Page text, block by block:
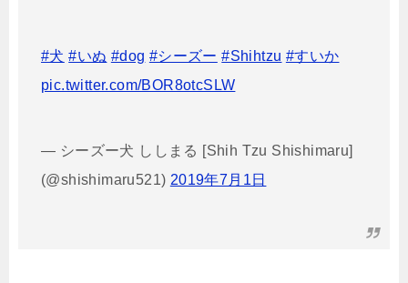
#犬 #いぬ #dog #シーズー #Shihtzu #すいか
pic.twitter.com/BOR8otcSLW
— シーズー犬 ししまる [Shih Tzu Shishimaru]
(@shishimaru521) 2019年7月1日